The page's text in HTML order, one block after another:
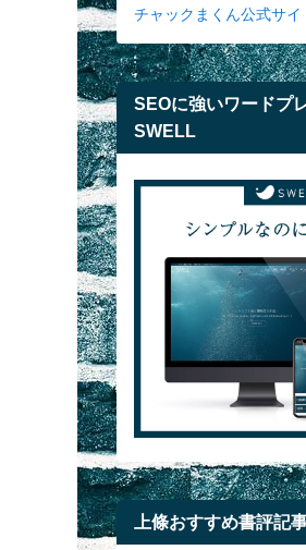
チャックまくん公式サイ
SEOに強いワードプ
SWELL
上條おすすめ書評記